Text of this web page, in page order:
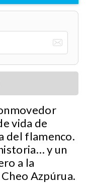
vida de
del flamenco.
y un
a la
Azpúrua.